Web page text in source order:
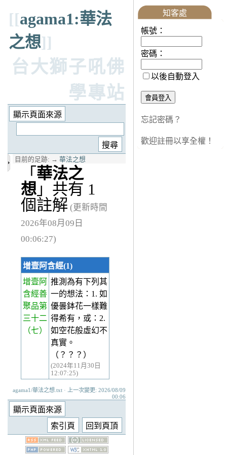
[[agama1:華法
之想]]
台大獅子吼佛
學專站
目前的足跡: → 華法之想
「 華法之
想 」共有 1
個註解 (更新時間
2026年08月09日
00:06:27)
增壹阿含經(1)
增壹阿
含經善
聚品第
三十二
（七）
推測為有下列其
一的想法：1. 如
優曇鉢花一樣難
得希有，或：2.
如空花般虛幻不
真實。
（？？？）
(2024年11月30日
12:07:25)
agama1/華法之想.txt · 上一次變更: 2026/08/09
00:06
知客處
帳號：
密碼：
以後自動登入
忘記密碼？
歡迎註冊以享全權！